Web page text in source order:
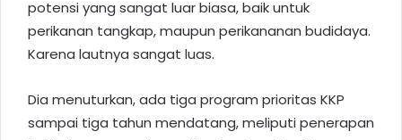
potensi yang sangat luar biasa, baik untuk
perikanan tangkap, maupun perikananan budidaya.
Karena lautnya sangat luas.
Dia menuturkan, ada tiga program prioritas KKP
sampai tiga tahun mendatang, meliputi penerapan